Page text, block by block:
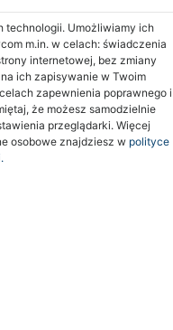
technologii. Umożliwiamy ich
m.in. w celach: świadczenia
internetowej, bez zmiany
ich zapisywanie w Twoim
zapewnienia poprawnego i
że możesz samodzielnie
przeglądarki. Więcej
osobowe znajdziesz w polityce